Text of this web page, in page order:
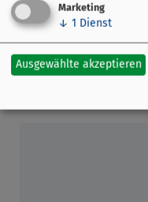
Bei Fragen stehen wir
Verfügung.
Marketing
↓ 1 Dienst
Ausgewählte akzeptieren